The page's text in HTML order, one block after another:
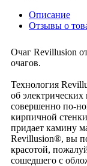
Описание
Отзывы о
Очаг Revillusion
очагов.
Технология
об электрических
совершенно по-
кирпичной
придает камину
Revillusion®, вы
красотой,
сошедшего с